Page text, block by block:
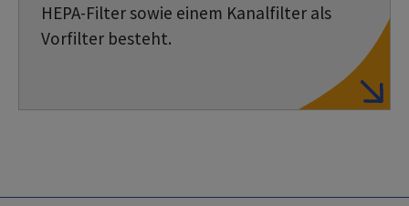
HEPA-Filter sowie einem Kanalfilter als
Vorfilter besteht.